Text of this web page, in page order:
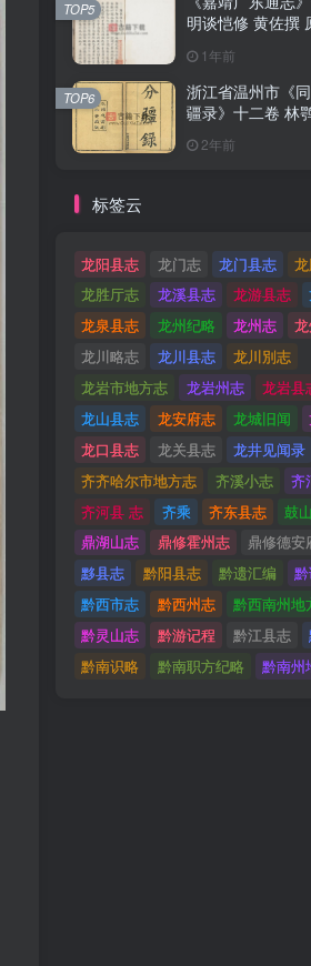
明谈恺修 黄佐撰
1年前
TOP5
浙江省温州市《
疆录》十二卷 林
2年前
TOP6
标签云
龙阳县志 龙门志 龙门县志
龙胜厅志
龙溪县志 龙游县志
龙泉县志
龙州纪略 龙州志
龙川略志
龙川县志
龙川別志
龙岩市地方志
龙岩州志
龙岩县
龙山县志
龙安府志 龙城旧闻
龙口县志
龙关县志
龙井见闻录
齐齐哈尔市地方志
齐溪小志
齐
齐河县 志
齐乘 齐东县志
鼓
鼎湖山志
鼎修霍州志
鼎修德安
黟县志
黔阳县志 黔遗汇编
黔西市志
黔西州志
黔西南州地
黔灵山志
黔游记程 黔江县志
黔南识略
黔南职方纪略 黔南州
明谈恺修 黄佐撰
1年前
TOP5
浙江省温州市《
疆录》十二卷 林
2年前
TOP6